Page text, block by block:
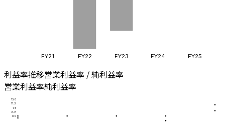
FY21 FY22 FY23 FY24 FY25
利益率推移営業利益率 / 純利益率
営業利益率純利益率
0.0
3.8
7.5
11.3
15.0